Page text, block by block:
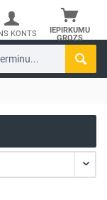
IEPIRKUMU
GROZS
KONTS